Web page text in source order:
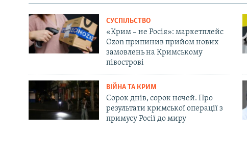
СУСПІЛЬСТВО
«Крим – не Росія»: маркетплейс
Ozon припинив прийом нових
замовлень на Кримському
півострові
ВІЙНА ТА КРИМ
Сорок днів, сорок ночей. Про
результати кримської операції з
примусу Росії до миру